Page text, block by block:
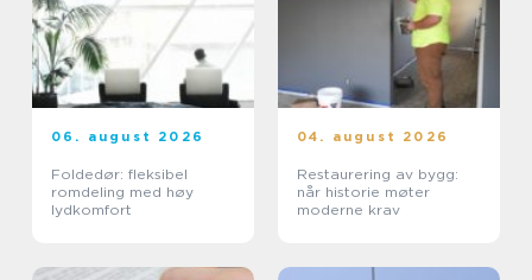
06. august 2026
Foldedør: fleksibel
romdeling med høy
lydkomfort
04. august 2026
Restaurering av bygg:
når historie møter
moderne krav